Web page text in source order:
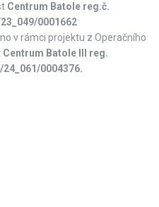
Centrum Batole reg.č.
0001662
v rámci projektu z Operačního
Centrum Batole III reg.
0004376.